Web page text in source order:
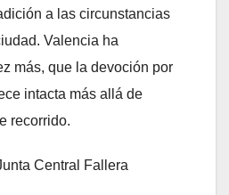
a las circunstancias
Valencia ha
más, que la devoción por
intacta más allá de
recorrido.
Central Fallera